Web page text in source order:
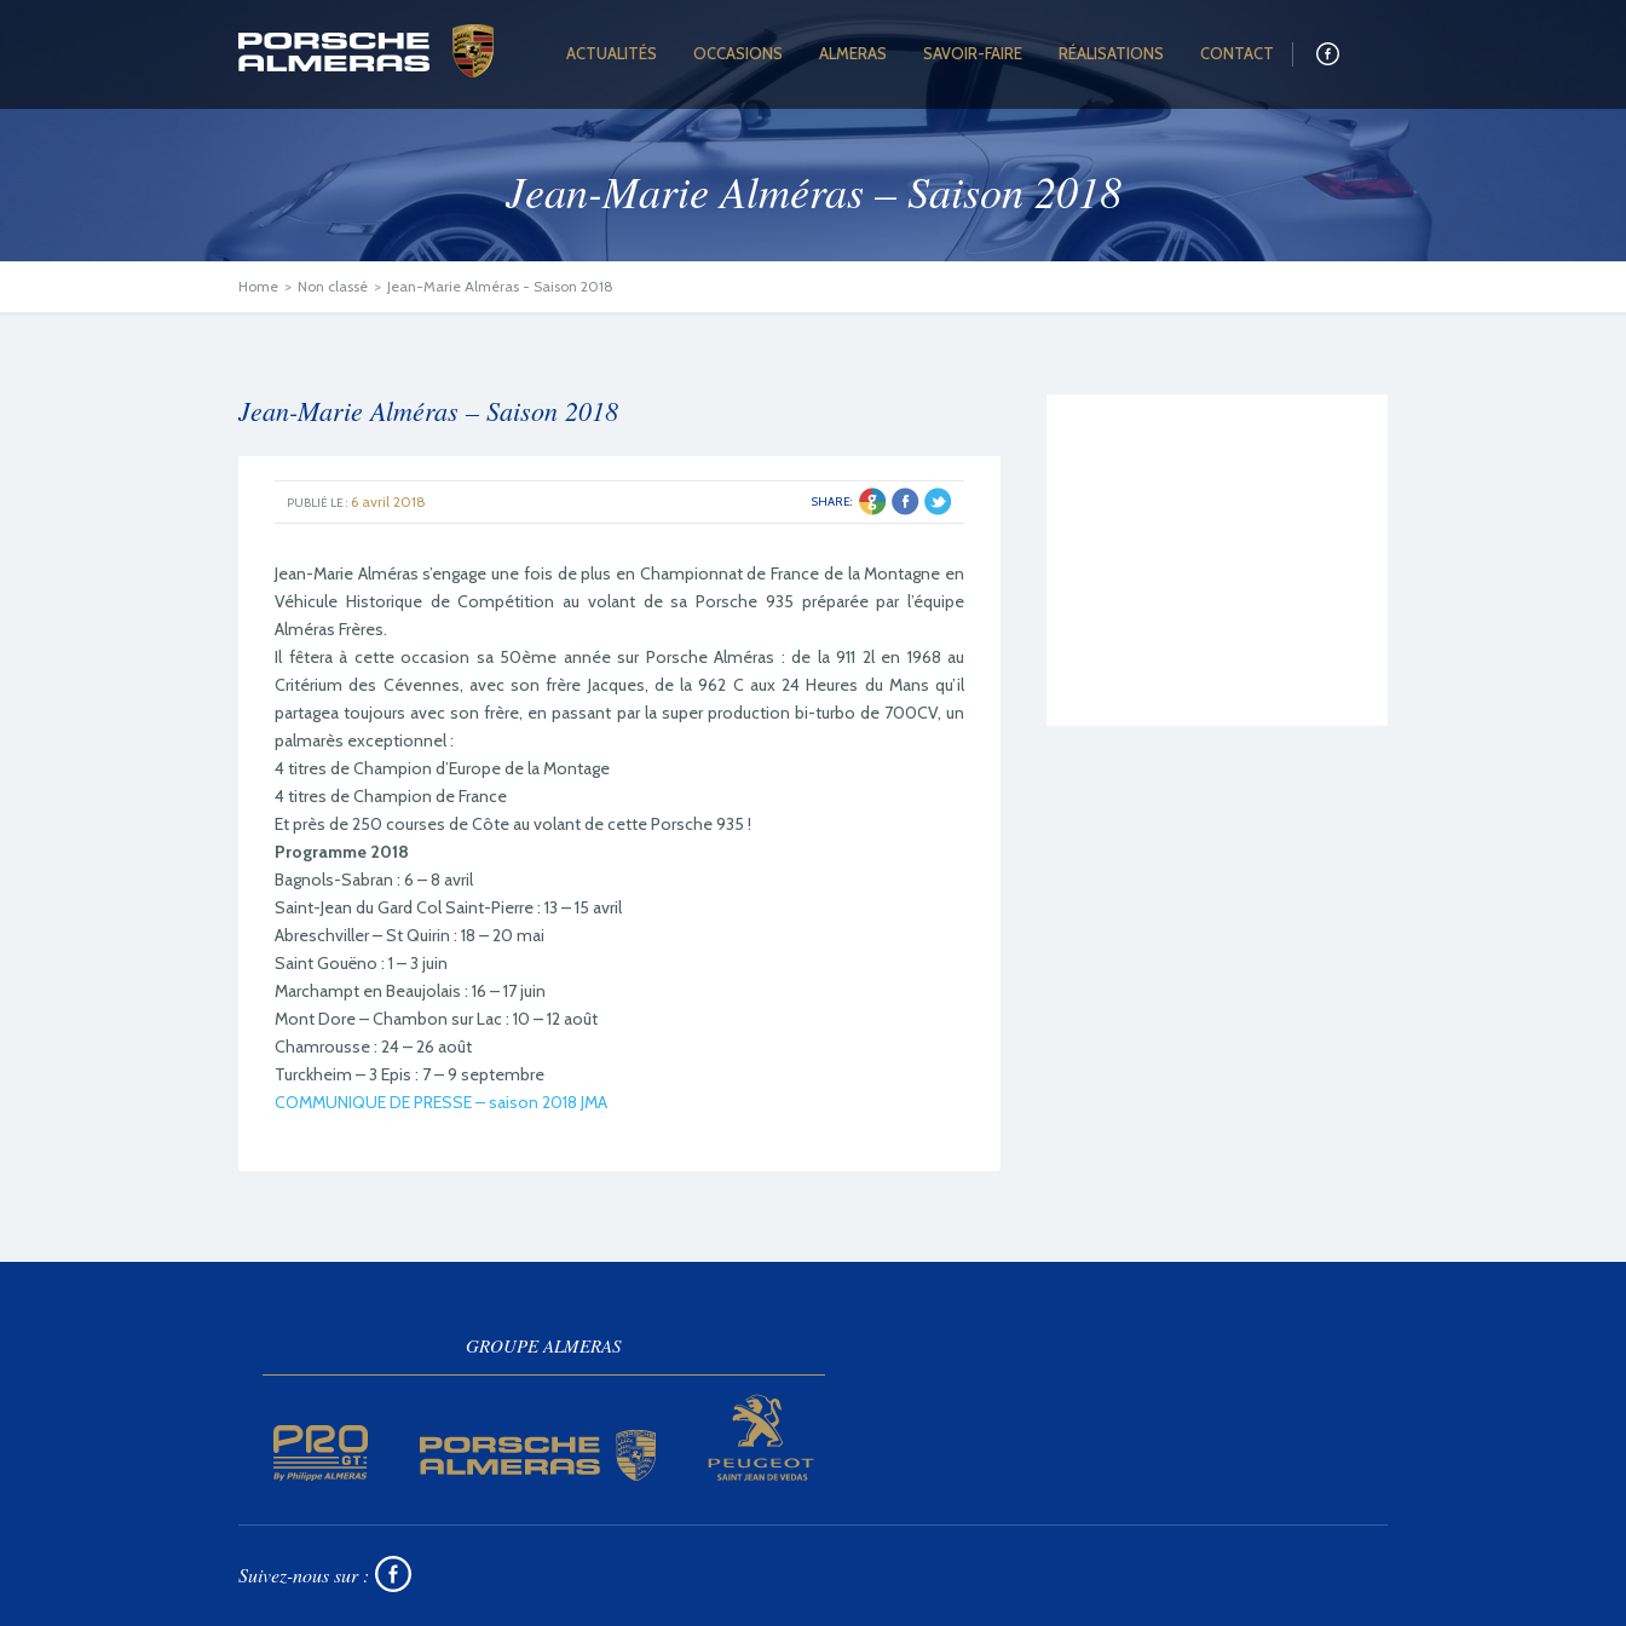
ACTUALITÉS OCCASIONS ALMERAS SAVOIR-FAIRE RÉALISATIONS CONTACT
Jean-Marie Alméras – Saison 2018
Home > Non classé > Jean-Marie Alméras - Saison 2018
Jean-Marie Alméras – Saison 2018
SHARE:
GOOGLE +1FACEBOOK
PUBLIÉ LE : 6 avril 2018
Jean-Marie Alméras s’engage une fois de plus en Championnat de France de la Montagne en
Véhicule Historique de Compétition au volant de sa Porsche 935 préparée par l’équipe
Alméras Frères.
Il fêtera à cette occasion sa 50ème année sur Porsche Alméras : de la 911 2l en 1968 au
Critérium des Cévennes, avec son frère Jacques, de la 962 C aux 24 Heures du Mans qu’il
partagea toujours avec son frère, en passant par la super production bi-turbo de 700CV, un
palmarès exceptionnel :
4 titres de Champion d’Europe de la Montage
4 titres de Champion de France
Et près de 250 courses de Côte au volant de cette Porsche 935 !
Programme 2018
Bagnols-Sabran : 6 – 8 avril
Saint-Jean du Gard Col Saint-Pierre : 13 – 15 avril
Abreschviller – St Quirin : 18 – 20 mai
Saint Gouëno : 1 – 3 juin
Marchampt en Beaujolais : 16 – 17 juin
Mont Dore – Chambon sur Lac : 10 – 12 août
Chamrousse : 24 – 26 août
Turckheim – 3 Epis : 7 – 9 septembre
COMMUNIQUE DE PRESSE – saison 2018 JMA
GROUPE ALMERAS
Suivez-nous sur :